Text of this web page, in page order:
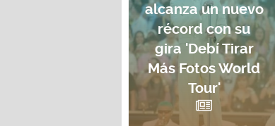
alcanza un nuevo
récord con su
gira 'Debí Tirar
Más Fotos World
Tour'